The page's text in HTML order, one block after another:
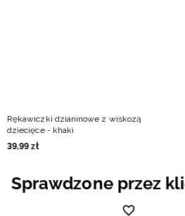
Rękawiczki dzianinowe z wiskozą
dziecięce - khaki
39,99 zł
Sprawdzone przez